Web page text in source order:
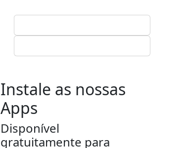
Instale as nossas
Apps
Disponível
gratuitamente para